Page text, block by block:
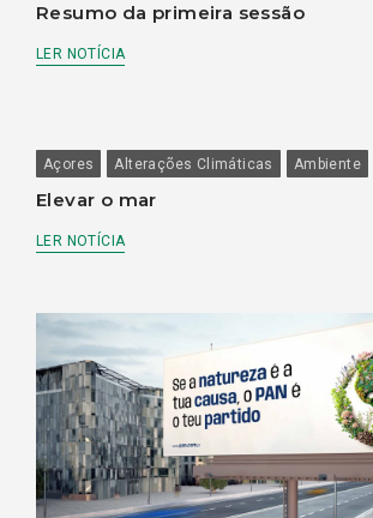
Resumo da primeira sessão
LER NOTÍCIA
Açores Alterações Climáticas Ambiente
Elevar o mar
LER NOTÍCIA